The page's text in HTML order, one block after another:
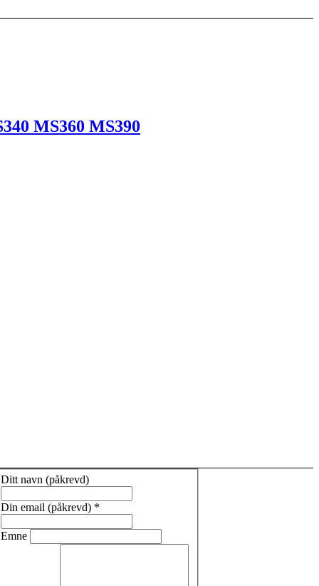
MS360 MS390
Ditt navn (påkrevd)
Din email (påkrevd) *
Emne